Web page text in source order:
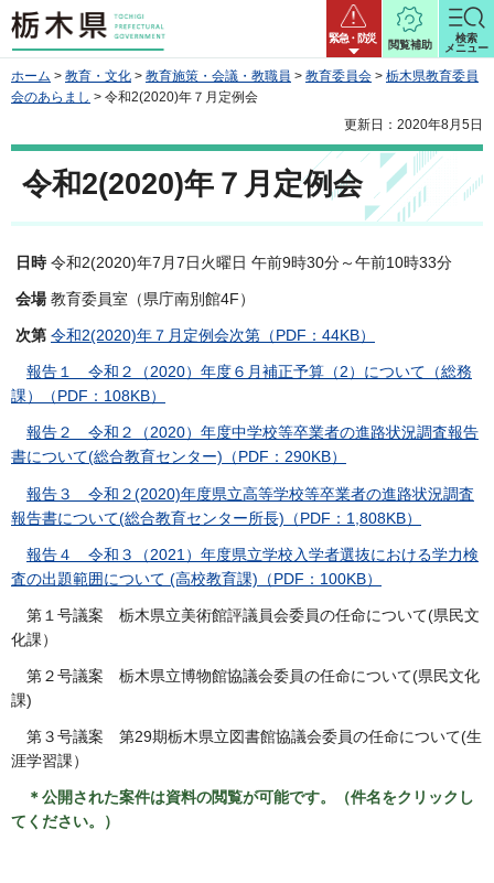
栃木県 緊急・防災
閲覧補助
検索
メニュー
ホーム > 教育・文化 > 教育施策・会議・教職員 > 教育委員会 > 栃木県教育委員
会のあらまし > 令和2(2020)年７月定例会
更新日：2020年8月5日
令和2(2020)年７月定例会
日時令和2(2020)年7月7日火曜日 午前9時30分～午前10時33分
会場教育委員室（県庁南別館4F）
次第 令和2(2020)年７月定例会次第（PDF：44KB）
報告１ 令和２（2020）年度６月補正予算（2）について（総務
課）（PDF：108KB）
報告２ 令和２（2020）年度中学校等卒業者の進路状況調査報告
書について(総合教育センター)（PDF：290KB）
報告３ 令和２(2020)年度県立高等学校等卒業者の進路状況調査
報告書について(総合教育センター所長)（PDF：1,808KB）
報告４ 令和３（2021）年度県立学校入学者選抜における学力検
査の出題範囲について (高校教育課)（PDF：100KB）
第１号議案 栃木県立美術館評議員会委員の任命について(県民文
化課）
第２号議案 栃木県立博物館協議会委員の任命について(県民文化
課)
第３号議案 第29期栃木県立図書館協議会委員の任命について(生
涯学習課）
＊公開された案件は資料の閲覧が可能です。（件名をクリックし
てください。）